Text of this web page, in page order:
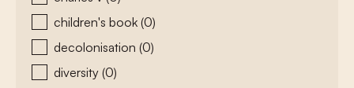
children's book (0)
decolonisation (0)
diversity (0)